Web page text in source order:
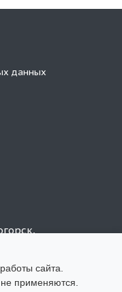
данных
сайта.
применяются.